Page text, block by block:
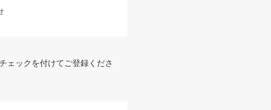
ェックを付けてご登録くださ